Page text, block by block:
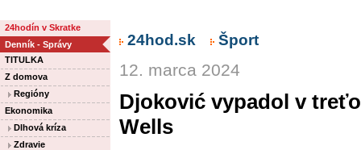
24hodín v Skratke
Denník - Správy
TITULKA
Z domova
Regióny
Ekonomika
Dlhová kríza
Zdravie
24hod.sk Šport
12. marca 2024
Djoković vypadol v
Wells